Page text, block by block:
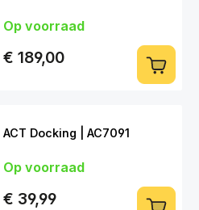
Op voorraad
€ 189,00
ACT Docking | AC7091
Op voorraad
€ 39,99